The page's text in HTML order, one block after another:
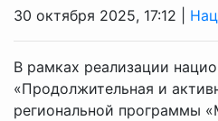
30 октября 2025, 17:12 |
В рамках реализации
«Продолжительная и
региональной программы